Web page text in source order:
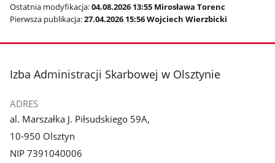
Ostatnia modyfikacja:04.08.2026 13:55 Mirosława Torenc
Pierwsza publikacja:27.04.2026 15:56 Wojciech Wierzbicki
stopka
Izba Administracji Skarbowej w Olsztynie
ADRES
al. Marszałka J. Piłsudskiego 59A,
10-950 Olsztyn
NIP 7391040006